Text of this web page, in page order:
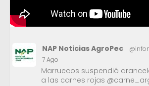
NAP Noticias AgroPec
7 Ago
Marruecos suspendió
a las carnes rojas